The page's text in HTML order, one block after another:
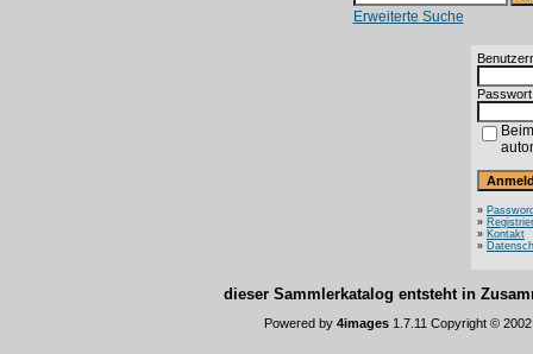
Erweiterte Suche
»
»
» Kontakt
»
dieser Sammlerkatalog entsteht in
Powered by 4images 1.7.11 Copyright ©